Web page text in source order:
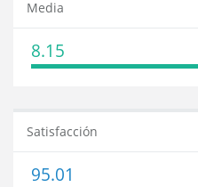
Media
8.15
Satisfacción
95.01